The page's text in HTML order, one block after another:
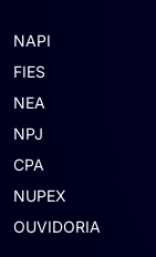
NAPI
FIES
NEA
NPJ
CPA
NUPEX
OUVIDORIA